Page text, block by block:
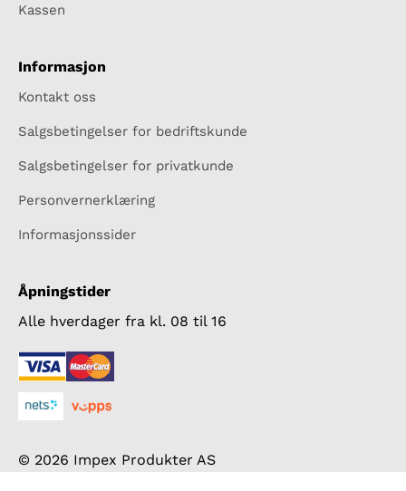
Kassen
Informasjon
Kontakt oss
Salgsbetingelser for bedriftskunde
Salgsbetingelser for privatkunde
Personvernerklæring
Informasjonssider
Åpningstider
Alle hverdager fra kl. 08 til 16
© 2026 Impex Produkter AS